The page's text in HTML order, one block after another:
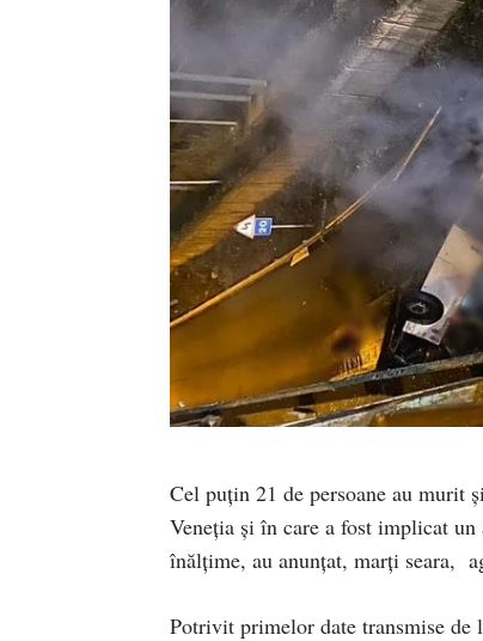
Cel puțin 21 de persoane au murit
Veneția și în care a fost implicat
înălțime, au anunțat, marți seara,
Potrivit primelor date transmise